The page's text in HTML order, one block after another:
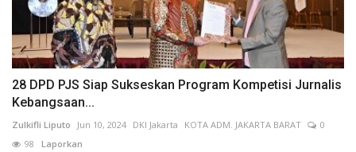
28 DPD PJS Siap Sukseskan Program Kompetisi Jurnalis
Kebangsaan...
Zulkifli Liputo Jun 10, 2024 DKI Jakarta KOTA ADM. JAKARTA BARAT
0
98 Laporkan